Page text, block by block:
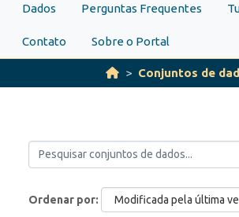
Dados Perguntas Frequentes
Contato Sobre o Portal
Conjuntos de
Ordenar por